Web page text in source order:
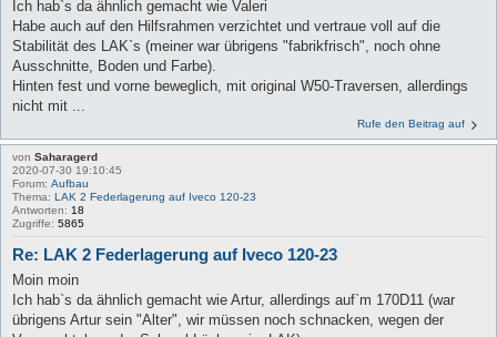
Ich hab`s da ähnlich gemacht wie Valeri
Habe auch auf den Hilfsrahmen verzichtet und vertraue voll auf die
Stabilität des LAK`s (meiner war übrigens "fabrikfrisch", noch ohne
Ausschnitte, Boden und Farbe).
Hinten fest und vorne beweglich, mit original W50-Traversen, allerdings
nicht mit ...
Rufe den Beitrag auf
von Saharagerd
2020-07-30 19:10:45
Forum: Aufbau
Thema: LAK 2 Federlagerung auf Iveco 120-23
Antworten: 18
Zugriffe: 5865
Re: LAK 2 Federlagerung auf Iveco 120-23
Moin moin
Ich hab`s da ähnlich gemacht wie Artur, allerdings auf`m 170D11 (war
übrigens Artur sein "Alter", wir müssen noch schnacken, wegen der